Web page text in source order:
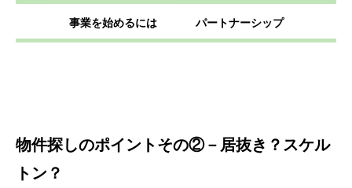
事業を始めるには パートナーシップ
物件探しのポイントその②－居抜き？スケル
トン？